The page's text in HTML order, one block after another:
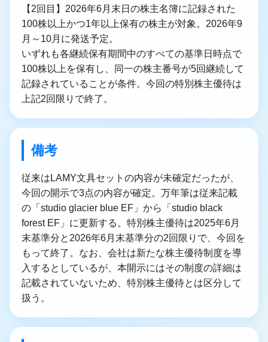
【2回目】2026年6月末日の株主名簿に記録された
100株以上かつ1年以上保有の株主が対象。2026年9
月～10月に発送予定。
いずれも各継続保有期間中のすべての基準日時点で
100株以上を保有し、同一の株主番号が5回継続して
記録されていることが条件。今回の特別株主優待は
上記2回限りで終了。
備考
従来はLAMY文具セットの内容が未確定だったが、
今回の開示で3点の内容が確定。万年筆は従来記載
の「studio glacier blue EF」から「studio black
forest EF」に更新する。特別株主優待は2025年6月
末基準分と2026年6月末基準分の2回限りで、今回を
もって終了。なお、会社は新たな株主優待制度を導
入するとしているが、本開示にはその制度の詳細は
記載されていないため、特別株主優待とは区分して
扱う。